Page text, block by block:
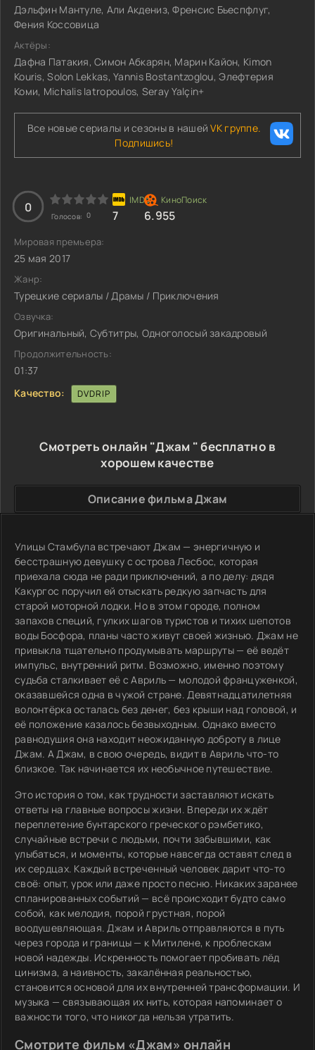
Дэльфин Мантуле, Али Акдениз, Френсис Бьеспфлуг,
Фения Коссовица
Актёры:
Дафна Патакия, Симон Абкарян, Марин Кайон, Kimon
Kouris, Solon Lekkas, Yannis Bostantzoglou, Элефтерия
Коми, Michalis Iatropoulos, Seray Yalçin+
Все новые сериалы и сезоны в нашейVK группе.
Подпишись!
0
Голосов: 0 7 6.955
Мировая премьера:
25 мая 2017
Жанр:
Турецкие сериалы / Драмы / Приключения
Озвучка:
Оригинальный, Субтитры, Одноголосый закадровый
Продолжительность:
01:37
Качество:
DVDRIP
Смотреть онлайн "Джам " бесплатно в
хорошем качестве
Описание фильма Джам
Улицы Стамбула встречают Джам — энергичную и
бесстрашную девушку с острова Лесбос, которая
приехала сюда не ради приключений, а по делу: дядя
Какургос поручил ей отыскать редкую запчасть для
старой моторной лодки. Но в этом городе, полном
запахов специй, гулких шагов туристов и тихих шепотов
воды Босфора, планы часто живут своей жизнью. Джам не
привыкла тщательно продумывать маршруты — её ведёт
импульс, внутренний ритм. Возможно, именно поэтому
судьба сталкивает её с Авриль — молодой француженкой,
оказавшейся одна в чужой стране. Девятнадцатилетняя
волонтёрка осталась без денег, без крыши над головой, и
её положение казалось безвыходным. Однако вместо
равнодушия она находит неожиданную доброту в лице
Джам. А Джам, в свою очередь, видит в Авриль что-то
близкое. Так начинается их необычное путешествие.
Это история о том, как трудности заставляют искать
ответы на главные вопросы жизни. Впереди их ждёт
переплетение бунтарского греческого рэмбетико,
случайные встречи с людьми, почти забывшими, как
улыбаться, и моменты, которые навсегда оставят след в
их сердцах. Каждый встреченный человек дарит что-то
своё: опыт, урок или даже просто песню. Никаких заранее
спланированных событий — всё происходит будто само
собой, как мелодия, порой грустная, порой
воодушевляющая. Джам и Авриль отправляются в путь
через города и границы — к Митилене, к проблескам
новой надежды. Искренность помогает пробивать лёд
цинизма, а наивность, закалённая реальностью,
становится основой для их внутренней трансформации. И
музыка — связывающая их нить, которая напоминает о
важности того, что никогда нельзя утратить.
Смотрите фильм «Джам» онлайн